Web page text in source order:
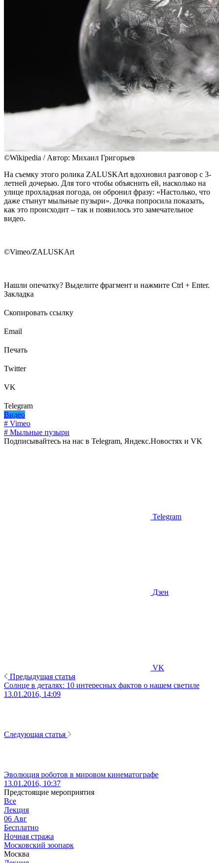
©Wikipedia / Автор: Михаил Григорьев
На съемку этого ролика ZALUSKArt вдохновил разговор с 3-
летней дочерью. Для того чтобы объяснить ей, насколько на
улице прохладная погода, он обронил фразу: «Настолько, что
даже стынут мыльные пузыри». Дочка попросила показать,
как это происходит – так и появилось это замечательное
видео.
©Vimeo/ZALUSKArt
Нашли опечатку? Выделите фрагмент и нажмите Ctrl + Enter.
Закладка
Скопировать ссылку
Email
Печать
Twitter
VK
Telegram
Видео
# Vimeo
# Мыльные пузыри
Подписывайтесь на нас в Telegram, Яндекс.Новостях и VK
Telegram
Дзен
VK
Предыдущая статья
Солнце в деталях: 10 интересных фактов о нашем светиле
13.01.2016, 14:09
Следующая статья
Эволюция роботов в мировом кинематографе
13.01.2016, 10:37
Предстоящие мероприятия
Все
Лекция
06 Авг
Бесплатно
Ночная стража
Московский зоопарк
Москва